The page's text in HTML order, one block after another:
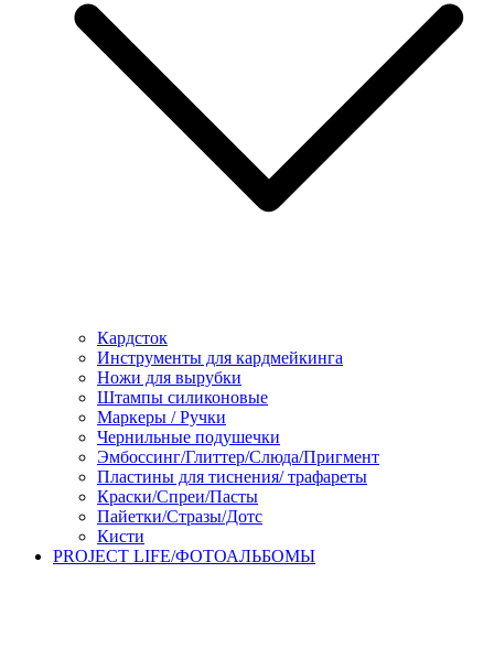
Кардсток
Инструменты для кардмейкинга
Ножи для вырубки
Штампы силиконовые
Маркеры / Ручки
Чернильные подушечки
Эмбоссинг/Глиттер/Слюда/Пригмент
Пластины для тиснения/ трафареты
Краски/Спреи/Пасты
Пайетки/Стразы/Дотс
Кисти
PROJECT LIFE/ФОТОАЛЬБОМЫ